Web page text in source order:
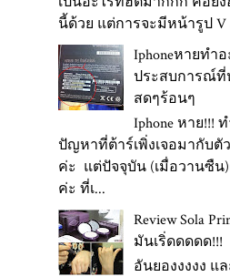
นี้ด้วย แต่การจะมีหน้ารูป V
Iphoneหายทำอ
ประสบการณ์ที่
สดๆร้อนๆ
Iphone หาย!!!
ปัญหาที่ต้าร์เพิ่งเจอมากับตั
ค่ะ แต่ปัจจุบัน (เมื่อวานซืน
ค่ะ ที่เ...
Review Sola
มันเริ่ดดดดด!!!
อันยองงงงง แ